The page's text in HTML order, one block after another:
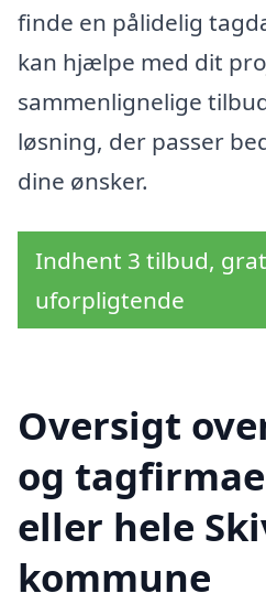
finde en pålidelig
kan hjælpe med dit
sammenlignelige
løsning, der passer
dine ønsker.
Indhent 3 tilbud,
uforpligtende
Oversigt
og
eller hele
kommune